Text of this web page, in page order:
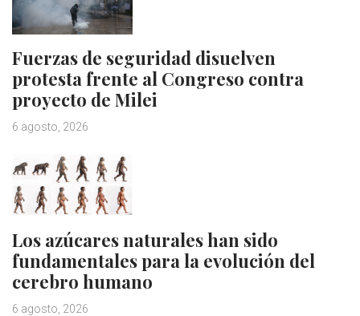
Fuerzas de seguridad disuelven
protesta frente al Congreso contra
proyecto de Milei
6 agosto, 2026
Los azúcares naturales han sido
fundamentales para la evolución del
cerebro humano
6 agosto, 2026